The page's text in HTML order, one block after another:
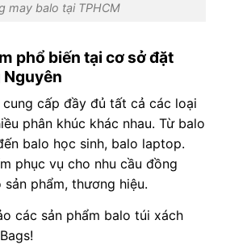
may balo tại TPHCM
phổ biến tại cơ sở đặt
Nguyên
cấp đầy đủ tất cả các loại
phân khúc khác nhau. Từ balo
balo học sinh, balo laptop.
phục vụ cho nhu cầu đồng
phẩm, thương hiệu.
các sản phẩm balo túi xách